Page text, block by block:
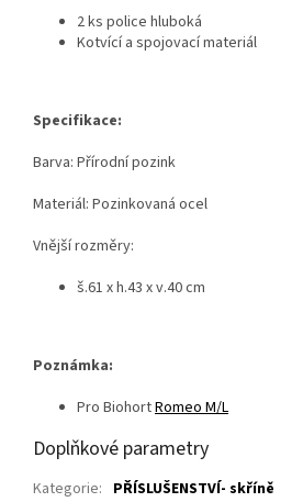
2 ks police hluboká
Kotvící a spojovací materiál
Specifikace:
Barva: Přírodní pozink
Materiál: Pozinkovaná ocel
Vnější rozměry:
š.61 x h.43 x v.40 cm
Poznámka:
Pro BiohortRomeo M/L
Doplňkové parametry
Kategorie: PŘÍSLUŠENSTVÍ- skříně